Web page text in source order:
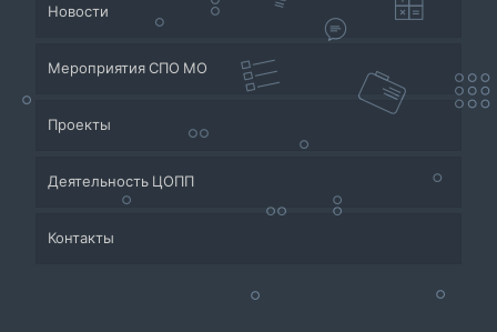
Новости
Мероприятия СПО МО
Проекты
Приёмная кампания
Система СПО Московской области
Аналитический отдел содействия трудоустройству
Деятельность ЦОПП
Банк партнеров
Центр содействия занятости учащейся молодежи и
Контакты